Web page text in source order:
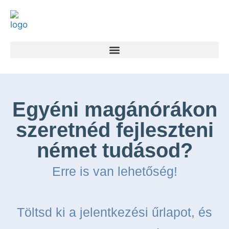
Egyéni magánórákon
szeretnéd fejleszteni
német tudásod?
Erre is van lehetőség!
Töltsd ki a jelentkezési űrlapot, és